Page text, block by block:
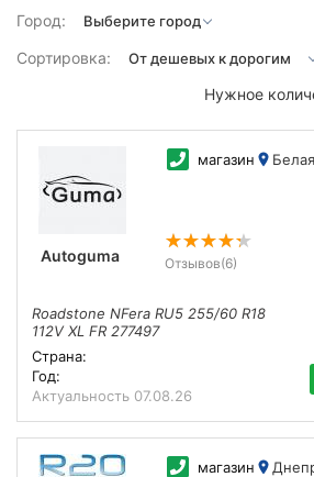
Город:
Сортировка:
Нужное
Autoguma
магазин
Отзывов(6)
Roadstone NFera RU5 255/60 R18
112V XL FR 277497
Страна:
Год:
Актуальность 07.08.26
магазин